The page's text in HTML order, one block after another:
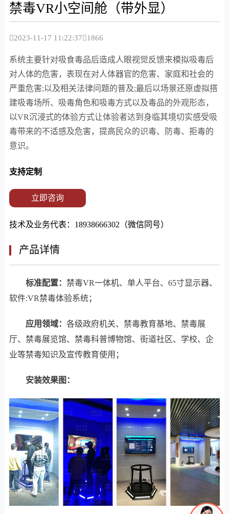
禁毒VR小空间舱（带外显）
2023-11-17 11:22:37 1866
系统主要针对吸食毒品后造成人眼视觉反馈来模拟吸毒后
对人体的危害，表现在对人体器官的危害、家庭和社会的
严重危害;以及相关法律问题的普及;最后以场景还原虚拟搭
建吸毒场所、吸毒角色和吸毒方式以及毒品的外观形态，
以VR沉浸式的体验方式让体验者达到身临其境切实感受吸
毒带来的不适感及危害，提高民众的识毒、防毒、拒毒的
意识。
支持定制
立即咨询
技术及业务代表：18938666302（微信同号）
产品详情
标准配置： 禁毒VR一体机、单人平台、65寸显示器、
软件:VR禁毒体验系统；
应用领域： 各级政府机关、禁毒教育基地、禁毒展
厅、禁毒展览馆、禁毒科普博物馆、街道社区、学校、企
业等禁毒知识及宣传教育使用；
安装效果图：